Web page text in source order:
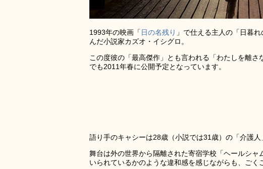
1993年の映画「 日の名残り 」で仕える主人の「日暮
んだ小説家カズオ・イシグロ。
この度彼の「最高傑作」とも言われる「わたしを離
でも2011年春に公開予定となっています。
語り手のキャシーは28歳（小説では31歳）の「介護人
舞台は外の世界から隔離された寄宿学校「ヘールシ
いられているかのような違和感を感じながらも、ごく